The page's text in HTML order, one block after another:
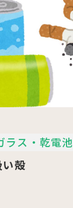
ラス・乾電池
殻